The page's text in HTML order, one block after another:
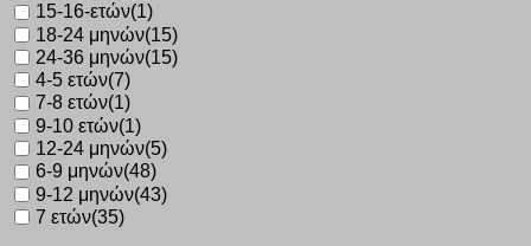
15-16-ετών(1)
18-24 μηνών(15)
24-36 μηνών(15)
4-5 ετών(7)
7-8 ετών(1)
9-10 ετών(1)
12-24 μηνών(5)
6-9 μηνών(48)
9-12 μηνών(43)
7 ετών(35)